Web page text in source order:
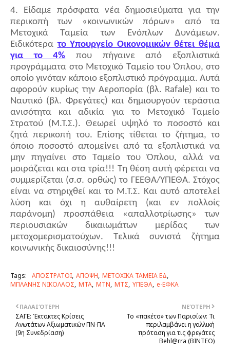
4. Είδαμε πρόσφατα νέα δημοσιεύματα για την
περικοπή των «κοινωνικών πόρων» από τα
Μετοχικά Ταμεία των Ενόπλων Δυνάμεων.
Ειδικότερατο Υπουργείο Οικονομικών θέτει θέμα
για το 4% που πήγαινε από εξοπλιστικά
προγράμματα στο Μετοχικό Ταμείο του Όπλου, στο
οποίο γινόταν κάποιο εξοπλιστικό πρόγραμμα. Αυτά
αφορούν κυρίως την Αεροπορία (βλ. Rafale) και το
Ναυτικό (βλ. Φρεγάτες) και δημιουργούν τεράστια
ανισότητα και αδικία για το Μετοχικό Ταμείο
Στρατού (Μ.Τ.Σ.). Θεωρεί υψηλό το ποσοστό και
ζητά περικοπή του. Επίσης τίθεται το ζήτημα, το
όποιο ποσοστό απομείνει από τα εξοπλιστικά να
μην πηγαίνει στο Ταμείο του Όπλου, αλλά να
μοιράζεται και στα τρία!!! Τη θέση αυτή φέρεται να
συμμερίζεται (σ.σ. ορθώς) το ΓΕΕΘΑ/ΥΠΕΘΑ. Στόχος
είναι να στηριχθεί και το Μ.Τ.Σ. Και αυτό αποτελεί
λύση και όχι η αυθαίρετη (και εν πολλοίς
παράνομη) προσπάθεια «απαλλοτρίωσης» των
περιουσιακών δικαιωμάτων μερίδας των
μετοχομερισματούχων. Τελικά συνιστά ζήτημα
κοινωνικής δικαιοσύνης!!!
Tags: ΑΠΟΣΤΡΑΤΟΙ ΑΠΟΨΗ ΜΕΤΟΧΙΚΑ ΤΑΜΕΙΑ ΕΔ
ΜΠΛΑΝΗΣ ΝΙΚΟΛΑΟΣ ΜΤΑ ΜΤΝ ΜΤΣ ΥΠΕΘΑ e-ΕΦΚΑ
ΝΕΌΤΕΡΗ
Το «πακέτο» των Παρισίων: Τι
περιλαμβάνει η γαλλική
πρόταση για τις φρεγάτες
Behl@rra (ΒΙΝΤΕΟ)
ΠΑΛΑΙΌΤΕΡΗ
ΣΑΓΕ: Έκτακτες Κρίσεις
Ανωτάτων Αξιωματικών ΠΝ-ΠΑ
(9η Συνεδρίαση)